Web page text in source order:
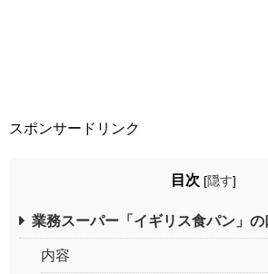
スポンサードリンク
目次 [隠す]
業務スーパー「イギリス食パン」の
内容